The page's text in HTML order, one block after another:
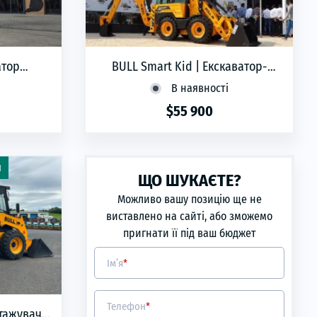
3
BULL Smart Kid | Екскаватор-
навантажувач | 2026
В наявності
$55 900
ЩО ШУКАЄТЕ?
Можливо вашу позицію ще не
виставлено на сайті, або зможемо
пригнати її під ваш бюджет
Ім’я*
Телефон*